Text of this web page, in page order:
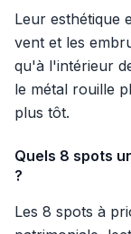
Leur esthétique
vent et les
qu'à l'intérieur
le métal rouille
plus tôt.
Quels 8 spots
?
Les 8 spots à